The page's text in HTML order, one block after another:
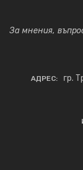
За мнения,
АДРЕС: гр.